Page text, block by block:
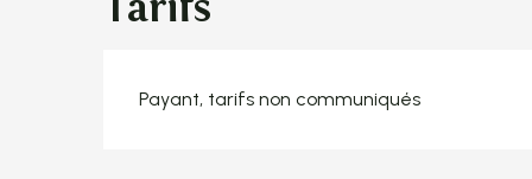
Payant, tarifs non communiqués